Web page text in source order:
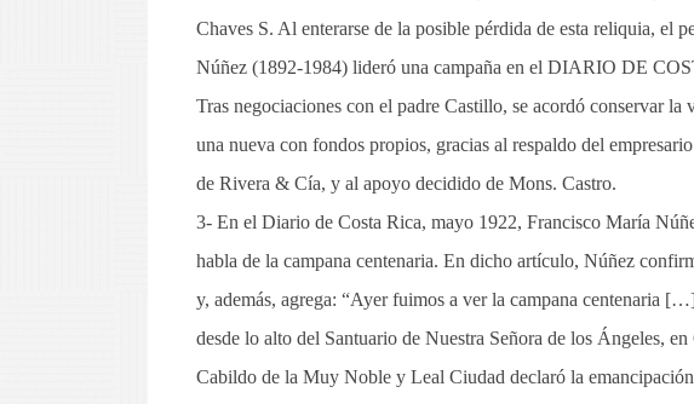
Chaves S. Al enterarse de la posible pérdida de esta reliquia, el
Núñez (1892-1984) lideró una campaña en el DIARIO DE
Tras negociaciones con el padre Castillo, se acordó conservar
una nueva con fondos propios, gracias al respaldo del
de Rivera & Cía, y al apoyo decidido de Mons. Castro.
3- En el Diario de Costa Rica, mayo 1922, Francisco María
habla de la campana centenaria. En dicho artículo, Núñez
y, además, agrega: “Ayer fuimos a ver la campana centenaria
desde lo alto del Santuario de Nuestra Señora de los Ángeles,
Cabildo de la Muy Noble y Leal Ciudad declaró la